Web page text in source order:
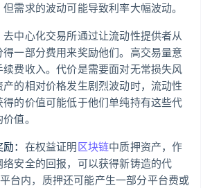
需求的波动可能导致利率大幅波动。
去中心化交易所通过让流动性提供者从
一部分费用来奖励他们。高交易量意
续费收入。代价是需要面对无常损失风
产的相对价格发生剧烈波动时，流动性
的价值可能低于他们单纯持有这些代
值。
： 在权益证明区块链中质押资产，作
络安全的回报，可以获得新铸造的代
台内，质押还可能产生一部分平台费或